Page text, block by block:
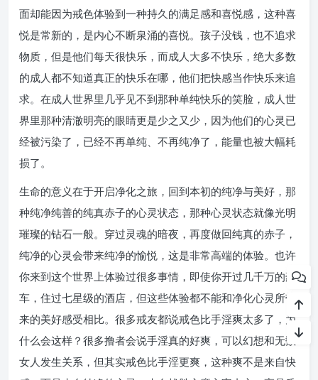
面却能因为戒色体验到一种持久的满足感和喜悦感，这种喜
悦是常新的，是内心不断泉涌的喜悦。孩子没钱，也不追求
物质，但是他们每天很快乐，而成人大多不快乐，绝大多数
的成人都不知道真正的快乐在哪，他们把快感当作快乐来追
求。在成人世界里几乎见不到那种单纯快乐的笑脸，成人世
界里那种清澈明亮的眼睛更是少之又少，因为他们的心灵已
经被污染了，已经不再单纯、不再纯净了，能量也被大幅耗
损了。
生命的意义在于开启净化之旅，回到本初的纯净与美好，那
种纯净纯善的纯真赤子的心灵状态，那种心灵状态就像光明
璀璨的钻石一般。穿过灵魂的暗夜，再度做回纯真的赤子，
纯净的心灵会带来纯净的愉悦，这是非常高端的体验。也许
你来到这个世界上体验过很多事情，即使你开过几千万的豪
车，住过七星级的酒店，但这些体验都不能和净化心灵所带
来的美好感受相比。很多戒友都说戒色比手淫爽太多了，为
什么会这样？很多撸者会说手淫真的好爽，可以幻想和无数
女人发生关系，但其实戒色比手淫更爽，这种爽不是来自快